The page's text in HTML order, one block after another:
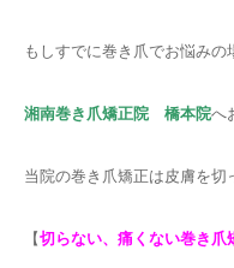
もしすでに巻き爪でお悩みの
湘南巻き爪矯正院 橋本院へ
当院の巻き爪矯正は皮膚を
【切らない、痛くない巻き爪